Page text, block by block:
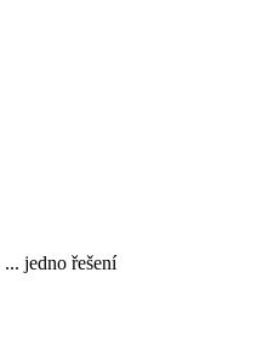
... jedno řešení